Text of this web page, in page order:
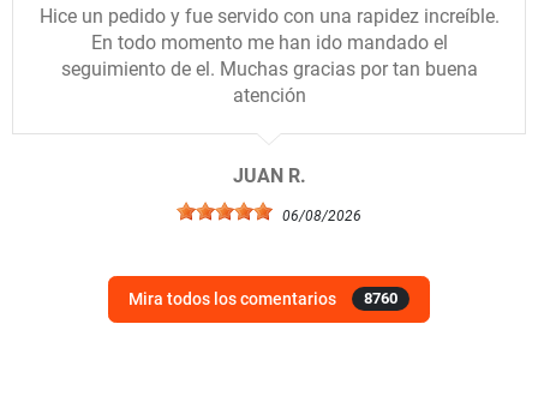
Hice un pedido y fue servido con una rapidez increíble.
En todo momento me han ido mandado el
seguimiento de el. Muchas gracias por tan buena
atención
JUAN R.
06/08/2026
Mira todos los comentarios 8760